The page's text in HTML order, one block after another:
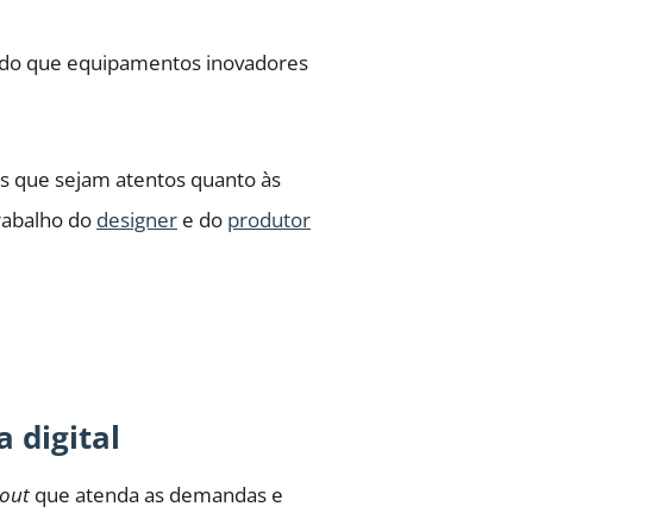
que equipamentos inovadores
que sejam atentos quanto às
do designer e do produtor
digital
que atenda as demandas e